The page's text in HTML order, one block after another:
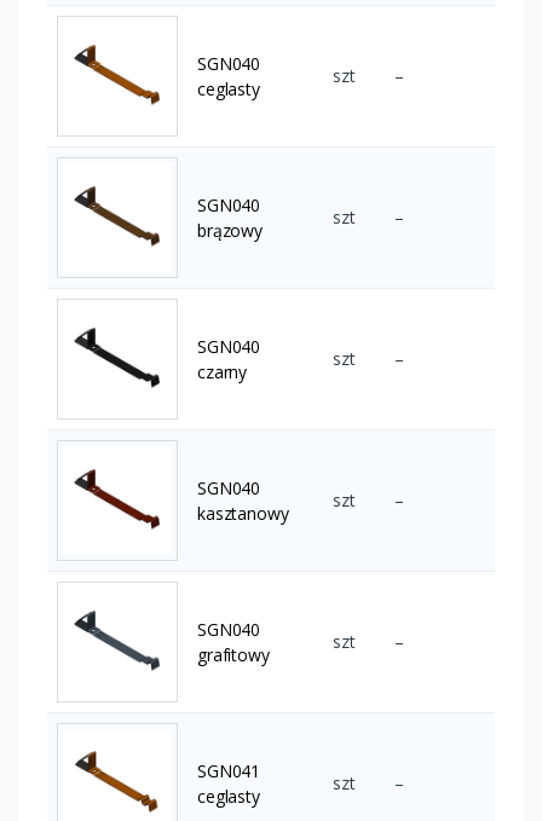
SGN040
ceglasty
szt –
SGN040
brązowy
szt –
SGN040
czarny
szt –
SGN040
kasztanowy
szt –
SGN040
grafitowy
szt –
SGN041
ceglasty
szt –